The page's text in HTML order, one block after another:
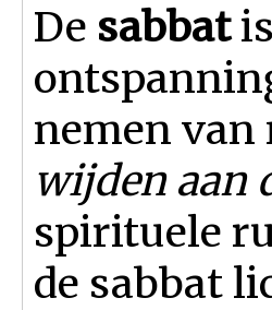
De sabbat
nemen
wijden aan
spirituele
de sabbat